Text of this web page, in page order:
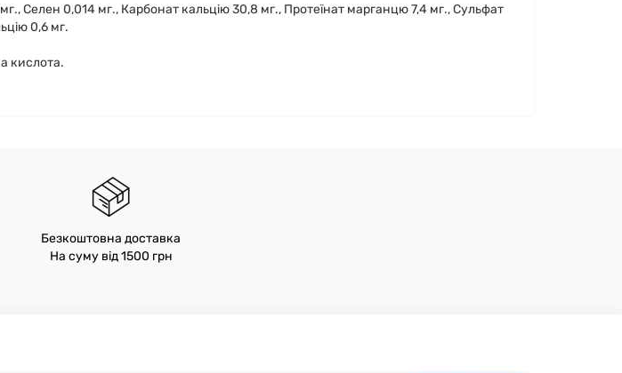
мг., Селен 0,014 мг., Карбонат кальцію 30,8 мг., Протеїнат марганцю 7,4 мг., Сульфат
0,6 мг.
кислота.
Безкоштовна доставка
На суму від 1500 грн